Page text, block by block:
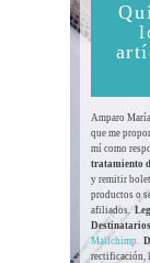
Amparo
que me
mí como
tratamiento
y remitir
productos o
afiliados.
Mailchimp.
rectificación,